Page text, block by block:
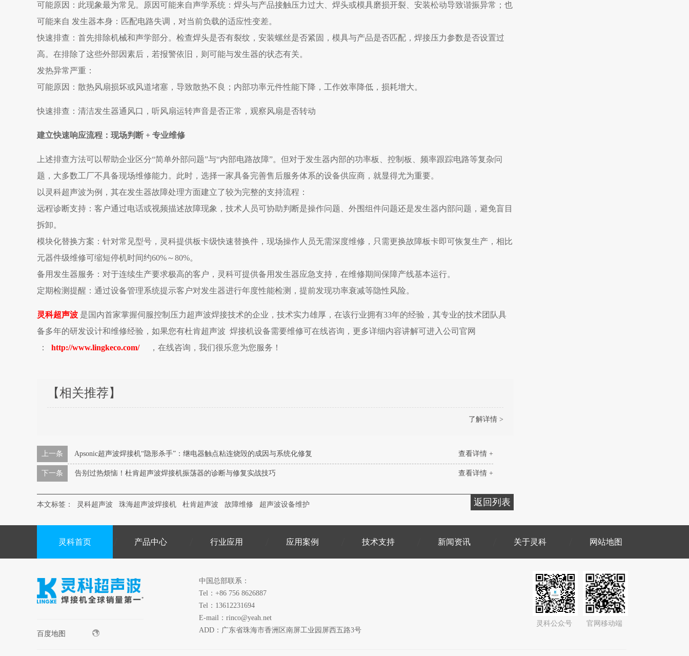
可能原因 ：此现象最为常见。原因可能来自声学系统 ：焊头与产品接触压力过大、焊头或模具磨损开裂、安装松动导致谐振异常；也
可能来自 发生器本身 ：匹配电路失调，对当前负载的适应性变差。
快速排查 ：首先排除机械和声学部分。检查焊头是否有裂纹，安装螺丝是否紧固，模具与产品是否匹配，焊接压力参数是否设置过
高。在排除了这些外部因素后，若报警依旧，则可能与发生器的状态有关。
发热异常严重 ：
可能原因 ：散热风扇损坏或风道堵塞，导致散热不良；内部功率元件性能下降，工作效率降低，损耗增大。
快速排查 ：清洁发生器通风口，听风扇运转声音是否正常，观察风扇是否转动
建立快速响应流程：现场判断 + 专业维修
上述排查方法可以帮助企业区分“简单外部问题”与“内部电路故障”。但对于发生器内部的功率板、控制板、频率跟踪电路等复杂问
题，大多数工厂不具备现场维修能力。此时，选择一家具备完善售后服务体系的设备供应商，就显得尤为重要。
以灵科超声波为例，其在发生器故障处理方面建立了较为完整的支持流程：
远程诊断支持：客户通过电话或视频描述故障现象，技术人员可协助判断是操作问题、外围组件问题还是发生器内部问题，避免盲目
拆卸。
模块化替换方案：针对常见型号，灵科提供板卡级快速替换件，现场操作人员无需深度维修，只需更换故障板卡即可恢复生产，相比
元器件级维修可缩短停机时间约60%～80%。
备用发生器服务：对于连续生产要求极高的客户，灵科可提供备用发生器应急支持，在维修期间保障产线基本运行。
定期检测提醒：通过设备管理系统提示客户对发生器进行年度性能检测，提前发现功率衰减等隐性风险。
灵科超声波 是国内首家掌握伺服控制压力超声波焊接技术的企业，技术实力雄厚，在该行业拥有33年的经验，其专业的技术团队具
备多年的研发设计和维修经验，如果您有杜肯超声波 焊接机设备需要维修可在线咨询，更多详细内容讲解可进入公司官网
：
http://www.lingkeco.com/ ，在线咨询，我们很乐意为您服务！
【相关推荐】
了解详情 >
查看详情 +
上一条 Apsonic超声波焊接机“隐形杀手”：继电器触点粘连烧毁的成因与系统化修复
查看详情 +
下一条 告别过热烦恼！杜肯超声波焊接机振荡器的诊断与修复实战技巧
返回列表
本文标签： 灵科超声波 珠海超声波焊接机 杜肯超声波 故障维修 超声波设备维护
灵科首页 产品中心 行业应用 应用案例 技术支持 新闻资讯 关于灵科 网站地图
百度地图
中国总部联系：
Tel：+86 756 8626887
Tel：13612231694
E-mail：rinco@yeah.net
ADD：广东省珠海市香洲区南屏工业园屏西五路3号
灵科公众号 官网移动端